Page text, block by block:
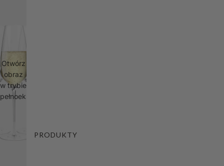
PRODUKTY
Otwórz
obraz
w trybie
pełnoekranowym